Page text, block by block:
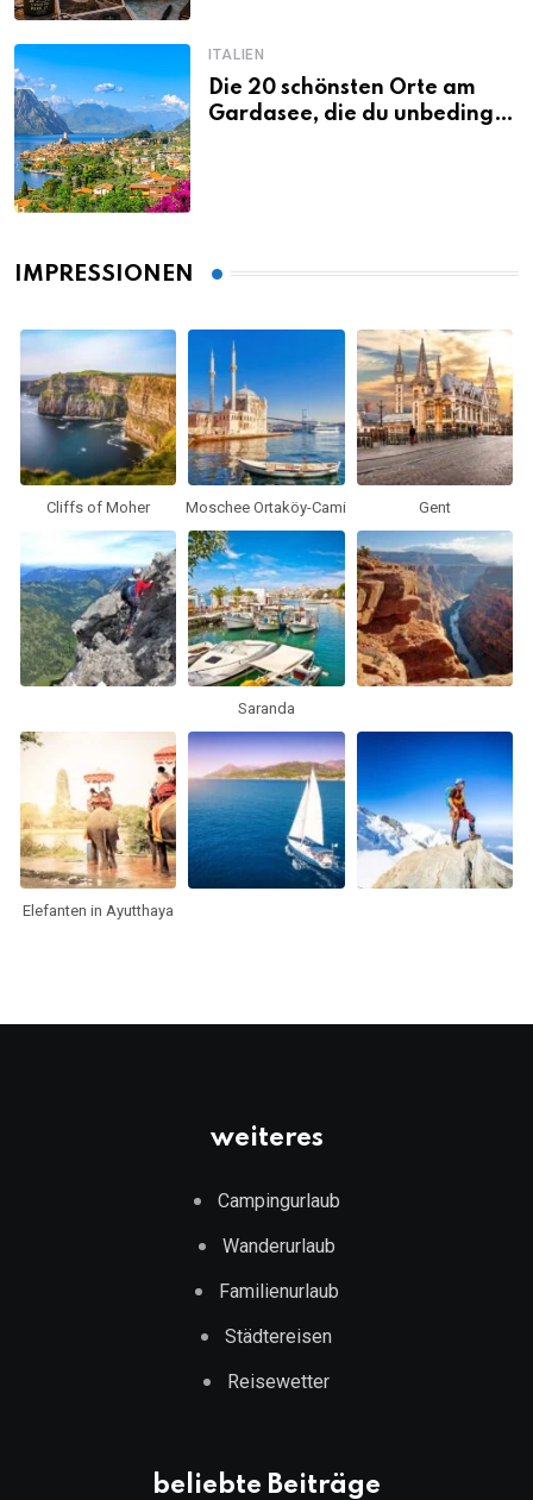
ITALIEN
Die 20 schönsten Orte am
Gardasee, die du unbedingt
IMPRESSIONEN
Cliffs of Moher Moschee Ortaköy-Cami Gent
Saranda
Elefanten in Ayutthaya
weiteres
Campingurlaub
Wanderurlaub
Familienurlaub
Städtereisen
Reisewetter
beliebte Beiträge